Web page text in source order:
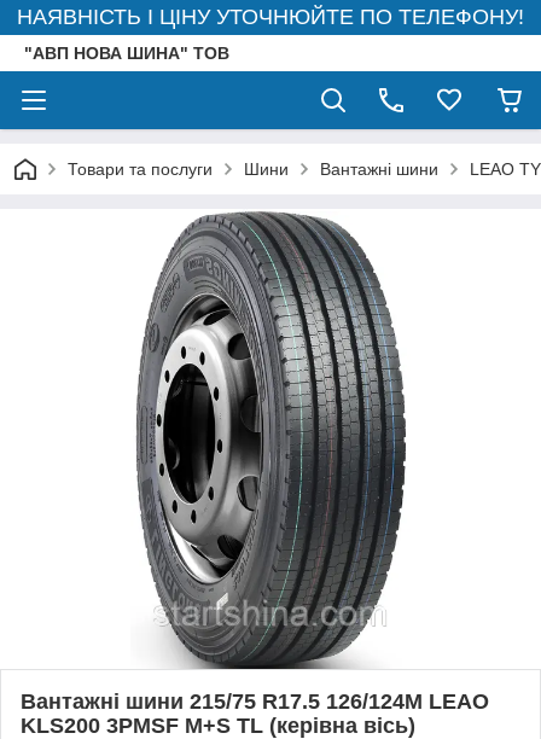
НАЯВНІСТЬ І ЦІНУ УТОЧНЮЙТЕ ПО ТЕЛЕФОНУ!
"АВП НОВА ШИНА" ТОВ
Товари та послуги Шини Вантажні шини LEAO
Вантажні шини 215/75 R17.5 126/124M LEAO
KLS200 3PMSF M+S TL (керівна вісь)